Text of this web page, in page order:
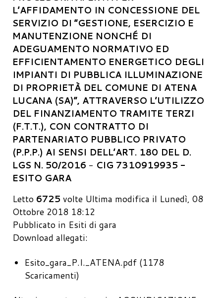
L’AFFIDAMENTO IN CONCESSIONE DEL
SERVIZIO DI “GESTIONE, ESERCIZIO E
MANUTENZIONE NONCHÉ DI
ADEGUAMENTO NORMATIVO ED
EFFICIENTAMENTO ENERGETICO DEGLI
IMPIANTI DI PUBBLICA ILLUMINAZIONE
DI PROPRIETÀ DEL COMUNE DI ATENA
LUCANA (SA)”, ATTRAVERSO L’UTILIZZO
DEL FINANZIAMENTO TRAMITE TERZI
(F.T.T.), CON CONTRATTO DI
PARTENARIATO PUBBLICO PRIVATO
(P.P.P.) AI SENSI DELL’ART. 180 DEL D.
LGS N. 50/2016 - CIG 7310919935 -
ESITO GARA
Letto 6725 volte Ultima modifica il Lunedì, 08
Ottobre 2018 18:12
Pubblicato in Esiti di gara
Download allegati:
Esito_gara_P.I._ATENA.pdf (1178
Scaricamenti)